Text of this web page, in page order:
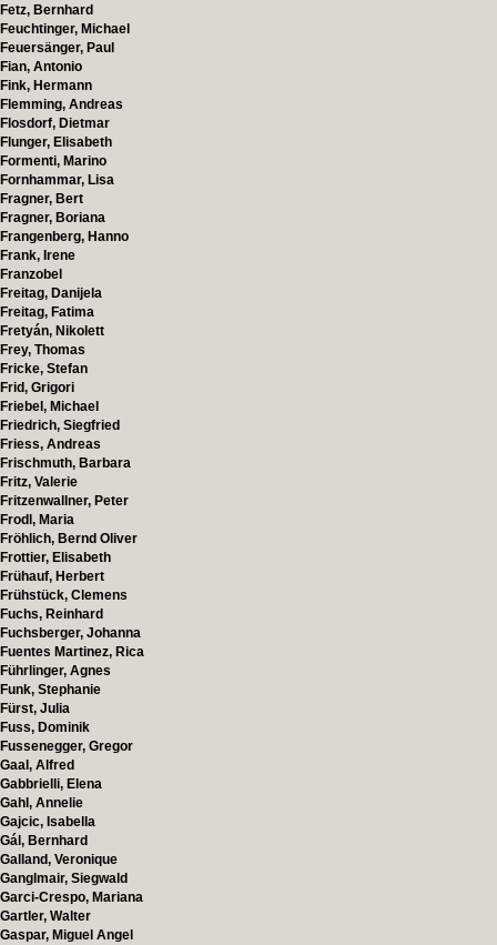
Fetz, Bernhard
Feuchtinger, Michael
Feuersänger, Paul
Fian, Antonio
Fink, Hermann
Flemming, Andreas
Flosdorf, Dietmar
Flunger, Elisabeth
Formenti, Marino
Fornhammar, Lisa
Fragner, Bert
Fragner, Boriana
Frangenberg, Hanno
Frank, Irene
Franzobel
Freitag, Danijela
Freitag, Fatima
Fretyán, Nikolett
Frey, Thomas
Fricke, Stefan
Frid, Grigori
Friebel, Michael
Friedrich, Siegfried
Friess, Andreas
Frischmuth, Barbara
Fritz, Valerie
Fritzenwallner, Peter
Frodl, Maria
Fröhlich, Bernd Oliver
Frottier, Elisabeth
Frühauf, Herbert
Frühstück, Clemens
Fuchs, Reinhard
Fuchsberger, Johanna
Fuentes Martinez, Rica
Führlinger, Agnes
Funk, Stephanie
Fürst, Julia
Fuss, Dominik
Fussenegger, Gregor
Gaal, Alfred
Gabbrielli, Elena
Gahl, Annelie
Gajcic, Isabella
Gál, Bernhard
Galland, Veronique
Ganglmair, Siegwald
Garci-Crespo, Mariana
Gartler, Walter
Gaspar, Miguel Angel